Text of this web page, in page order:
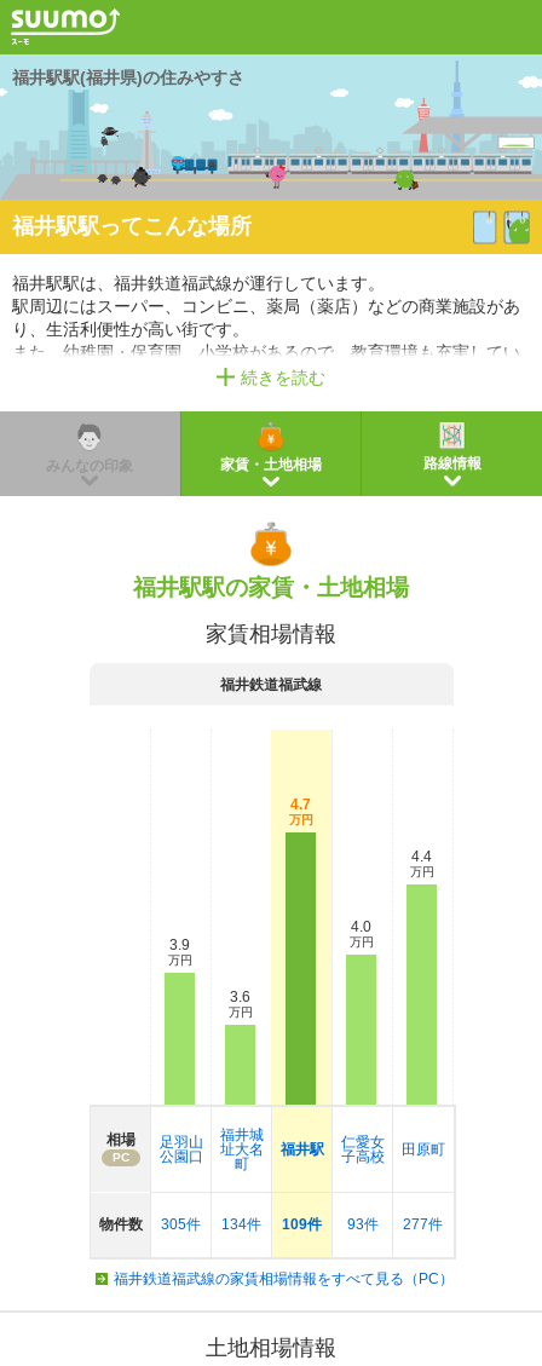
福井駅駅(福井県)の住みやすさ
福井駅駅ってこんな場所
福井駅駅は、福井鉄道福武線が運行しています。
駅周辺にはスーパー、コンビニ、薬局（薬店）などの商業施設があ
り、生活利便性が高い街です。
また、幼稚園・保育園、小学校があるので、教育環境も充実してい
※経路情報、所要時間情報は平日・日中の標準的な所要時間での乗り換え経路を採用していま
続きを読む
みんなの印象 家賃・土地相場 路線情報
福井駅駅の家賃・土地相場
家賃相場情報
福井鉄道福武線
相場
PC
物件数
3.9
万円
足羽山
公園口
305件
3.6
万円
福井城
址大名
町
134件
4.7
万円
福井駅
109件
4.0
万円
仁愛女
子高校
93件
4.4
万円
田原町
277件
福井鉄道福武線の家賃相場情報をすべて見る（PC）
土地相場情報